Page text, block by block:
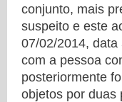
conjunto, mais
suspeito e este
07/02/2014,
com a pessoa
posteriormente
objetos por duas